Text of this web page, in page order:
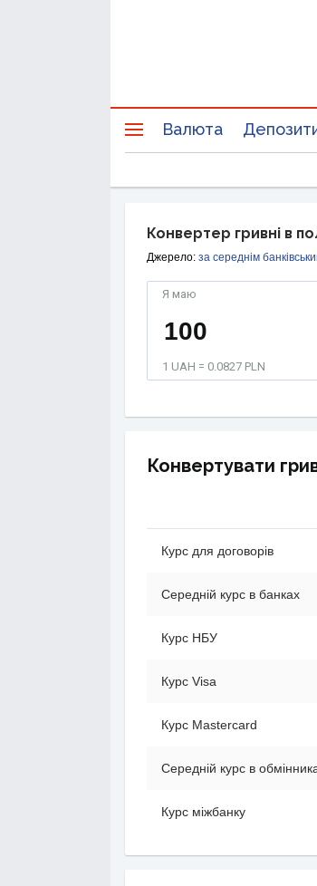
Валюта
Конвертер гривні в
Джерело: за середнім
Я маю
1 UAH = 0.0827 PLN
Конвертувати
Курс для договорів
Середній курс в банках
Курс НБУ
Курс Visa
Курс Mastercard
Середній курс в
Курс міжбанку